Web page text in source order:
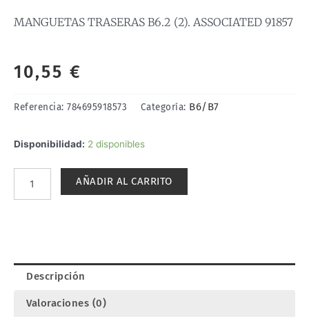
MANGUETAS TRASERAS B6.2 (2). ASSOCIATED 91857
10,55 €
Referencia: 784695918573 Categoría: B6/B7
Disponibilidad: 2 disponibles
MANGUETAS
AÑADIR AL CARRITO
Descripción
Valoraciones (0)